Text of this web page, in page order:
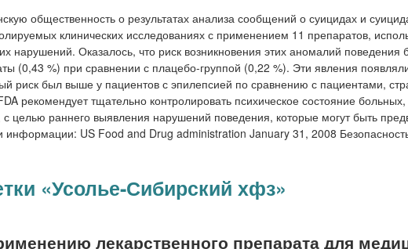
общественность о результатах анализа сообщений о суицидах и
клинических исследованиях с применением 11 препаратов,
нарушений. Оказалось, что риск возникновения этих аномалий
(0,43 %) при сравнении с плацебо-группой (0,22 %). Эти явления
риск был выше у пациентов с эпилепсией по сравнению с пациентами,
рекомендует тщательно контролировать психическое состояние
целью раннего выявления нарушений поведения, которые могут быть
информации: US Food and Drug administration January 31, 2008
«Усолье-Сибирский хфз»
лекарственного препарата для